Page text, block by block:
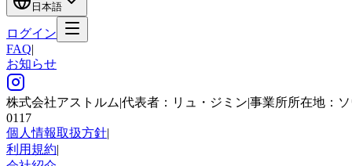
日本語
ログイン
FAQ|
お知らせ
株式会社アストルム|代表者：リュ・ジミン|事業所所在地：
0117
個人情報取扱方針|
利用規約|